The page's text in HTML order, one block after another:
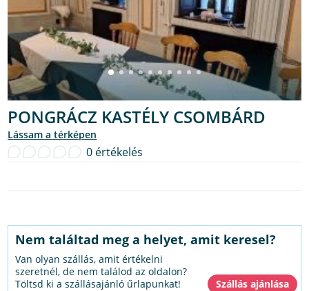
PONGRÁCZ KASTÉLY CSOMBÁRD
lássam a térképen
0 értékelés
Nem találtad meg a helyet, amit keresel?
Van olyan szállás, amit értékelni
szeretnél, de nem találod az oldalon?
Töltsd ki a szállásajánló űrlapunkat!